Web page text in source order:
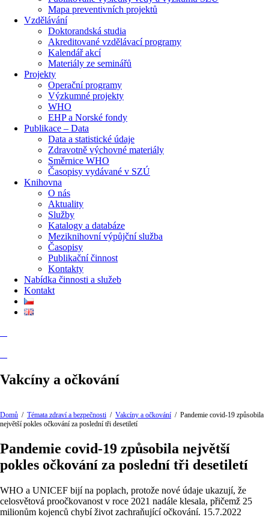
Mapa preventivních projektů
Vzdělávání
Doktorandská studia
Akreditované vzdělávací programy
Kalendář akcí
Materiály ze seminářů
Projekty
Operační programy
Výzkumné projekty
WHO
EHP a Norské fondy
Publikace – Data
Data a statistické údaje
Zdravotně výchovné materiály
Směrnice WHO
Časopisy vydávané v SZÚ
Knihovna
O nás
Aktuality
Služby
Katalogy a databáze
Meziknihovní výpůjční služba
Časopisy
Publikační činnost
Kontakty
Nabídka činnosti a služeb
Kontakt
Vakcíny a očkování
Domů / Témata zdraví a bezpečnosti / Vakcíny a očkování / Pandemie covid-19 způsobila
největší pokles očkování za poslední tři desetiletí
Pandemie covid-19 způsobila největší
pokles očkování za poslední tři desetiletí
WHO a UNICEF bijí na poplach, protože nové údaje ukazují, že
celosvětová proočkovanost v roce 2021 nadále klesala, přičemž 25
milionům kojenců chybí život zachraňující očkování. 15.7.2022